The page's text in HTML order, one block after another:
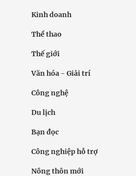
Kinh doanh
Thể thao
Thế giới
Văn hóa - Giải trí
Công nghệ
Du lịch
Bạn đọc
Công nghiệp hỗ trợ
Nông thôn mới